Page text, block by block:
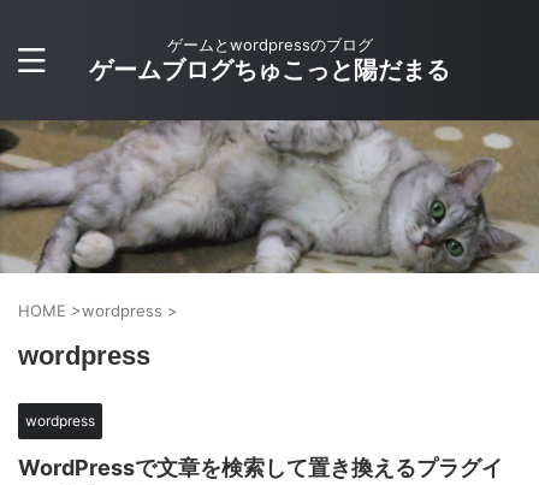
ゲームとwordpressのブログ
ゲームブログちゅこっと陽だまる
HOME >wordpress >
wordpress
wordpress
WordPressで文章を検索して置き換えるプラグイ